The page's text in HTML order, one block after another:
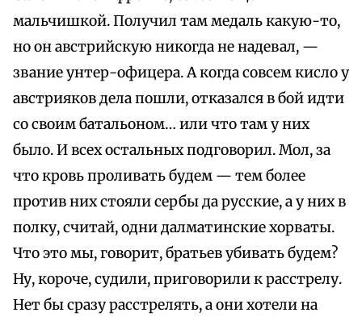
мальчишкой. Получил там медаль какую-то,
но он австрийскую никогда не надевал, —
звание унтер-офицера. А когда совсем кисло у
австрияков дела пошли, отказался в бой идти
со своим батальоном… или что там у них
было. И всех остальных подговорил. Мол, за
что кровь проливать будем — тем более
против них стояли сербы да русские, а у них в
полку, считай, одни далматинские хорваты.
Что это мы, говорит, братьев убивать будем?
Ну, короче, судили, приговорили к расстрелу.
Нет бы сразу расстрелять, а они хотели на